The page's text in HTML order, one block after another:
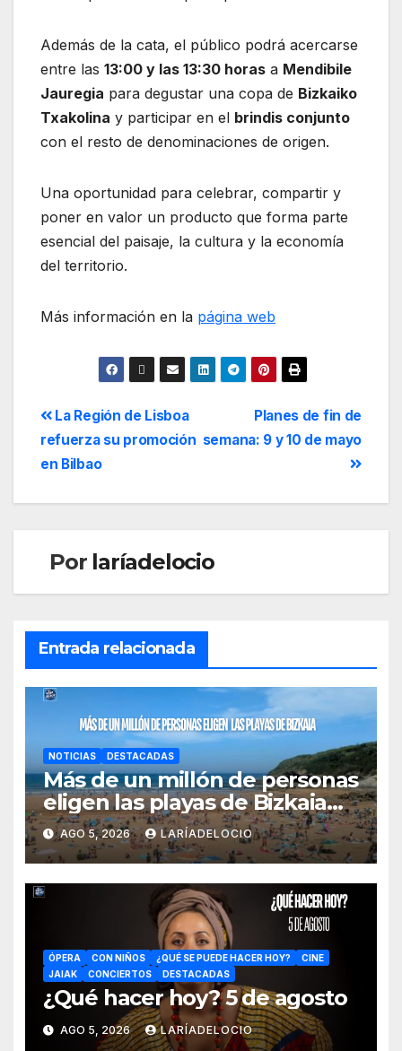
Además de la cata, el público podrá acercarse
entre las 13:00 y las 13:30 horas a Mendibile
Jauregia para degustar una copa de Bizkaiko
Txakolina y participar en el brindis conjunto
con el resto de denominaciones de origen.
Una oportunidad para celebrar, compartir y
poner en valor un producto que forma parte
esencial del paisaje, la cultura y la economía
del territorio.
Más información en la página web
Planes de fin de
semana: 9 y 10 de mayo
La Región de Lisboa
refuerza su promoción
en Bilbao
Por laríadelocio
Entrada relacionada
NOTICIAS DESTACADAS
Más de un millón de personas
eligen las playas de Bizkaia
en la primera mitad de la
temporada
AGO 5, 2026 LARÍADELOCIO
ÓPERA CON NIÑOS ¿QUÉ SE PUEDE HACER HOY?
CINE
JAIAK
CONCIERTOS DESTACADAS
¿Qué hacer hoy? 5 de agosto
AGO 5, 2026 LARÍADELOCIO